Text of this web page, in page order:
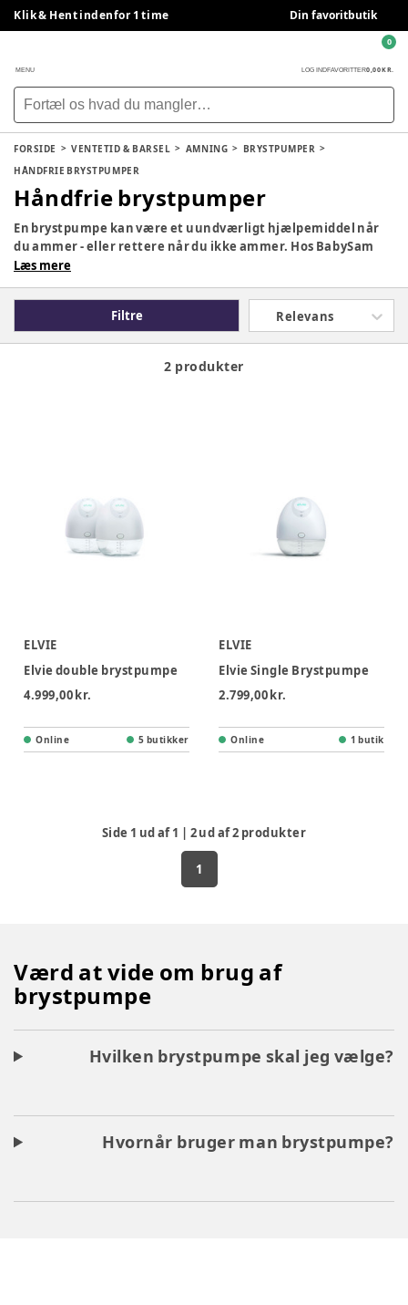
Klik & Hent indenfor 1 time Din favoritbutik
MENU LOG INDFAVORITTER0,00 KR.
0
FORSIDE VENTETID & BARSEL AMNING
BRYSTPUMPER
HÅNDFRIE BRYSTPUMPER
Håndfrie brystpumper
En brystpumpe kan være et uundværligt hjælpemiddel når
du ammer - eller rettere når du ikke ammer. Hos BabySam
har vi både manuelle brystpumper og elektriske
Læs mere
Filtre Relevans
2 produkter
ELVIE
Elvie double brystpumpe
4.999,00 kr.
Online 5 butikker
ELVIE
Elvie Single Brystpumpe
2.799,00 kr.
Online 1 butik
Side 1 ud af1 | 2ud af2 produkter
1
Værd at vide om brug af
brystpumpe
Hvilken brystpumpe skal jeg vælge?
Hvornår bruger man brystpumpe?